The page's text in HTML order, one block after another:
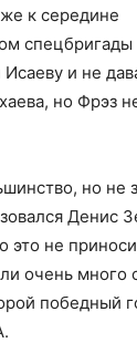
к середине
спецбригады
и не
но Фрэз
но не
Денис
это не
очень много
победный